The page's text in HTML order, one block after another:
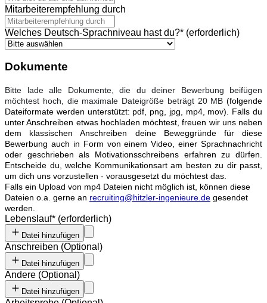
Mitarbeiterempfehlung durch
Welches Deutsch-Sprachniveau hast du?* (erforderlich)
Dokumente
Bitte lade alle Dokumente, die du deiner Bewerbung beifügen
möchtest hoch, die maximale Dateigröße beträgt 20 MB (folgende
Dateiformate werden unterstützt: pdf, png, jpg, mp4, mov). Falls du
unter Anschreiben etwas hochladen möchtest, freuen wir uns neben
dem klassischen Anschreiben deine Beweggründe für diese
Bewerbung auch in Form von einem Video, einer Sprachnachricht
oder geschrieben als Motivationsschreibens erfahren zu dürfen.
Entscheide du, welche Kommunikationsart am besten zu dir passt,
um dich uns vorzustellen - vorausgesetzt du möchtest das.
Falls ein Upload von mp4 Dateien nicht möglich ist, können diese
Dateien o.a. gerne an recruiting@hitzler-ingenieure.de gesendet
werden.
Lebenslauf* (erforderlich)
Datei hinzufügen
Anschreiben (Optional )
Datei hinzufügen
Andere (Optional )
Datei hinzufügen